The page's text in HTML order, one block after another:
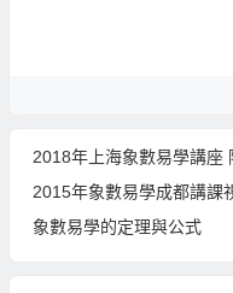
2018年上海象數易學講座
2015年象數易學成都講課
象數易學的定理與公式